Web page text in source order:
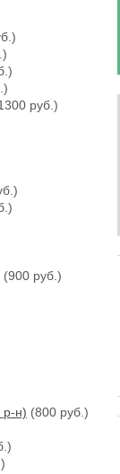
руб.)
(900 руб.)
р-н) (800 руб.)